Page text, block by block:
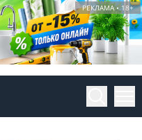
РЕКЛАМА • 18+